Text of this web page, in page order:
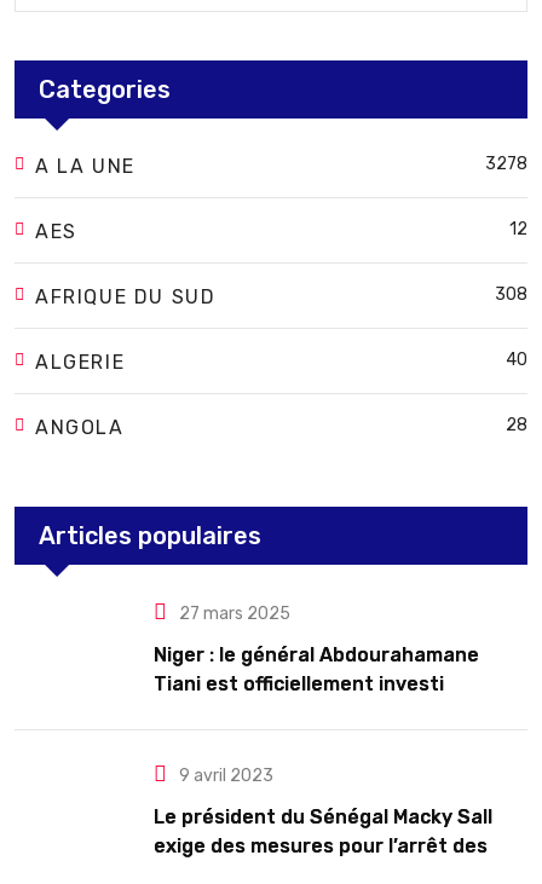
Categories
A LA UNE 3278
AES 12
AFRIQUE DU SUD 308
ALGERIE 40
ANGOLA 28
Articles populaires
27 mars 2025
Niger : le général Abdourahamane
Tiani est officiellement investi
9 avril 2023
Le président du Sénégal Macky Sall
exige des mesures pour l’arrêt des